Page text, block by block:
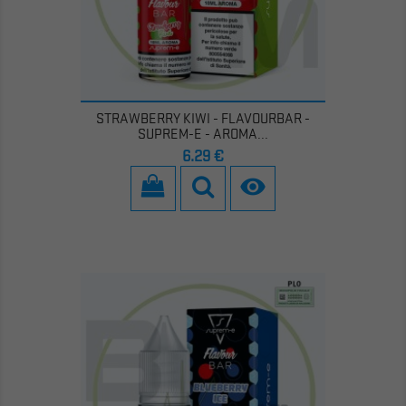
STRAWBERRY KIWI - FLAVOURBAR -
SUPREM-E - AROMA...
Prezzo
6,29 €
